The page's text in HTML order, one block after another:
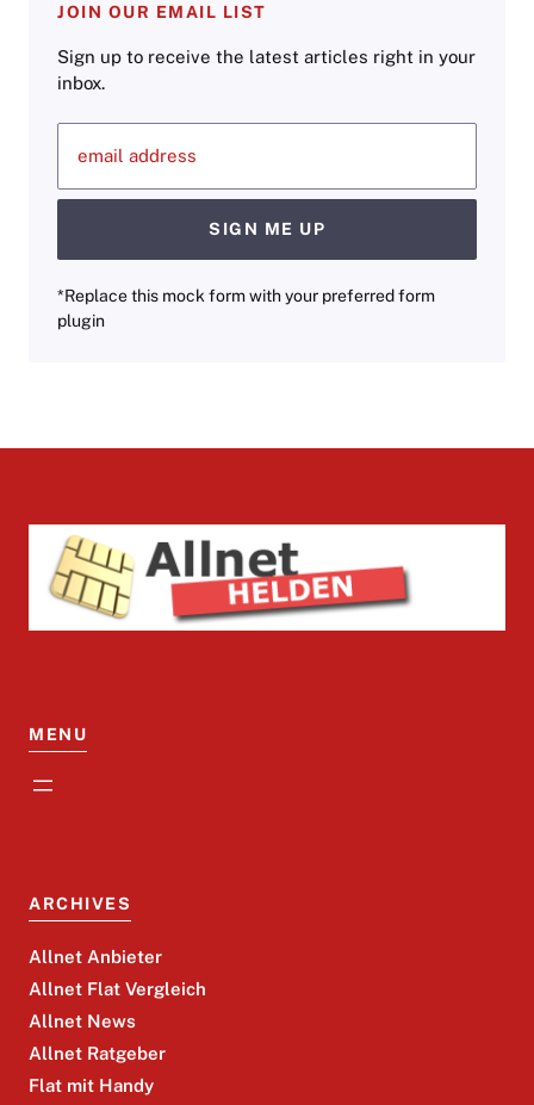
JOIN OUR EMAIL LIST
Sign up to receive the latest articles right in your
inbox.
email address
SIGN ME UP
*Replace this mock form with your preferred form
plugin
MENU
ARCHIVES
Allnet Anbieter
Allnet Flat Vergleich
Allnet News
Allnet Ratgeber
Flat mit Handy